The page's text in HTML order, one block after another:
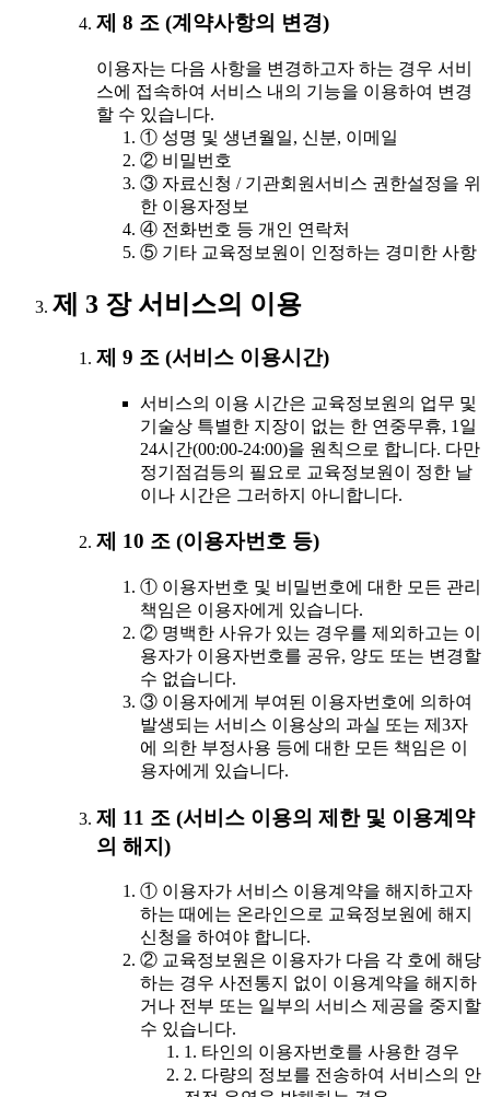
제 8 조 (계약사항의 변경)
이용자는 다음 사항을 변경하고자 하는 경우 서비
스에 접속하여 서비스 내의 기능을 이용하여 변경
할 수 있습니다.
① 성명 및 생년월일, 신분, 이메일
② 비밀번호
③ 자료신청 / 기관회원서비스 권한설정을 위
한 이용자정보
④ 전화번호 등 개인 연락처
⑤ 기타 교육정보원이 인정하는 경미한 사항
제 3 장 서비스의 이용
제 9 조 (서비스 이용시간)
서비스의 이용 시간은 교육정보원의 업무 및
기술상 특별한 지장이 없는 한 연중무휴, 1일
24시간(00:00-24:00)을 원칙으로 합니다. 다만
정기점검등의 필요로 교육정보원이 정한 날
이나 시간은 그러하지 아니합니다.
제 10 조 (이용자번호 등)
① 이용자번호 및 비밀번호에 대한 모든 관리
책임은 이용자에게 있습니다.
② 명백한 사유가 있는 경우를 제외하고는 이
용자가 이용자번호를 공유, 양도 또는 변경할
수 없습니다.
③ 이용자에게 부여된 이용자번호에 의하여
발생되는 서비스 이용상의 과실 또는 제3자
에 의한 부정사용 등에 대한 모든 책임은 이
용자에게 있습니다.
제 11 조 (서비스 이용의 제한 및 이용계약
의 해지)
① 이용자가 서비스 이용계약을 해지하고자
하는 때에는 온라인으로 교육정보원에 해지
신청을 하여야 합니다.
② 교육정보원은 이용자가 다음 각 호에 해당
하는 경우 사전통지 없이 이용계약을 해지하
거나 전부 또는 일부의 서비스 제공을 중지할
수 있습니다.
1. 타인의 이용자번호를 사용한 경우
2. 다량의 정보를 전송하여 서비스의 안